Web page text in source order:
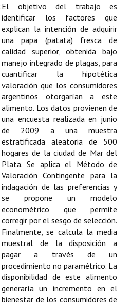
El objetivo del trabajo es
identificar los factores que
explican la intención de adquirir
una papa (patata) fresca de
calidad superior, obtenida bajo
manejo integrado de plagas, para
cuantificar la hipotética
valoración que los consumidores
argentinos otorgarían a este
alimento. Los datos provienen de
una encuesta realizada en junio
de 2009 a una muestra
estratificada aleatoria de 500
hogares de la ciudad de Mar del
Plata. Se aplica el Método de
Valoración Contingente para la
indagación de las preferencias y
se propone un modelo
econométrico que permite
corregir por el sesgo de selección.
Finalmente, se calcula la media
muestral de la disposición a
pagar a través de un
procedimiento no paramétrico. La
disponibilidad de este alimento
generaría un incremento en el
bienestar de los consumidores de